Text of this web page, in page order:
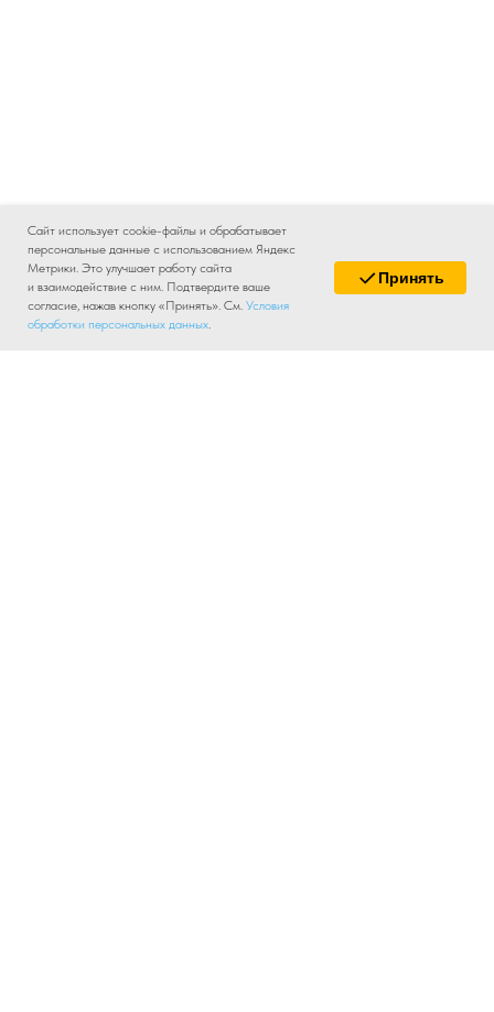
Сайт использует cookie-файлы и обрабатывает
персональные данные с использованием Яндекс
Метрики. Это улучшает работу сайта
и взаимодействие с ним. Подтвердите ваше
согласие, нажав кнопку «Принять». См. Условия
обработки персональных данных.
Принять